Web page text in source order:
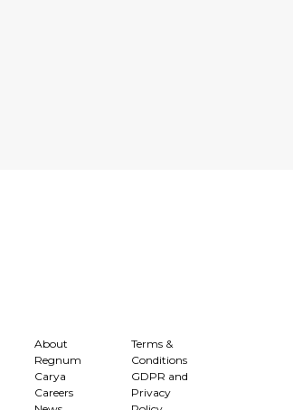
About
Regnum
Carya
Careers
Terms &
Conditions
GDPR and
Privacy